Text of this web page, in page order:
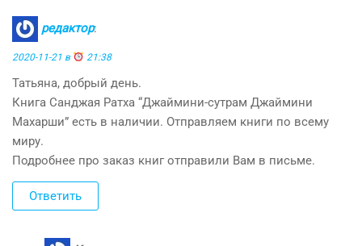
редактор:
2020-11-21 в 21:38
Татьяна, добрый день.
Книга Санджая Ратха “Джаймини-сутрам Джаймини
Махарши” есть в наличии. Отправляем книги по всему
миру.
Подробнее про заказ книг отправили Вам в письме.
Ответить